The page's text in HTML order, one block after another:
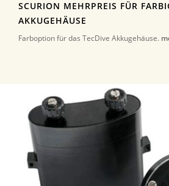
SCURION MEHRPREIS FÜR
AKKUGEHÄUSE
Farboption für das TecDive Akkugehäuse.